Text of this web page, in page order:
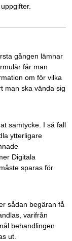
gången lämnar
får man
om för vilka
man ska vända sig
samtycke. I så fall
ytterligare
Digitala
sparas för
sådan begäran få
varifrån
behandlingen
ut.